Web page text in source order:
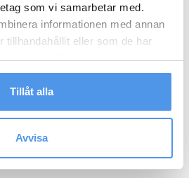
som vi samarbetar med.
informationen med annan
tillhandahållit eller som de har
deras tjänster.
Tillåt alla
Avvisa